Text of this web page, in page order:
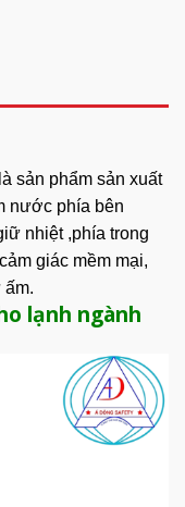
là sản phẩm sản xuất
nước phía bên
nhiệt ,phía trong
giác mềm mại,
lạnh ngành